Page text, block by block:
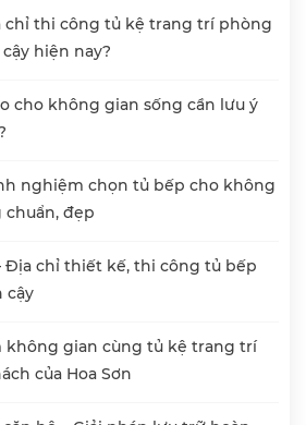
chỉ thi công tủ kệ trang trí phòng
hiện nay?
cho không gian sống cần lưu ý
nghiệm chọn tủ bếp cho không
chuẩn, đẹp
Địa chỉ thiết kế, thi công tủ bếp
cậy
không gian cùng tủ kệ trang trí
của Hoa Sơn